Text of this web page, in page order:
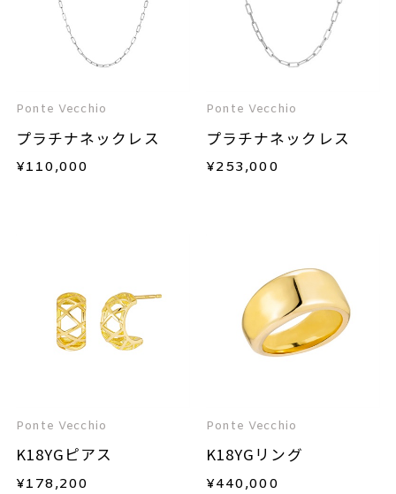
Ponte Vecchio
プラチナネックレス
¥110,000
Ponte Vecchio
プラチナネックレス
¥253,000
Ponte Vecchio
K18YGピアス
¥178,200
Ponte Vecchio
K18YGリング
¥440,000